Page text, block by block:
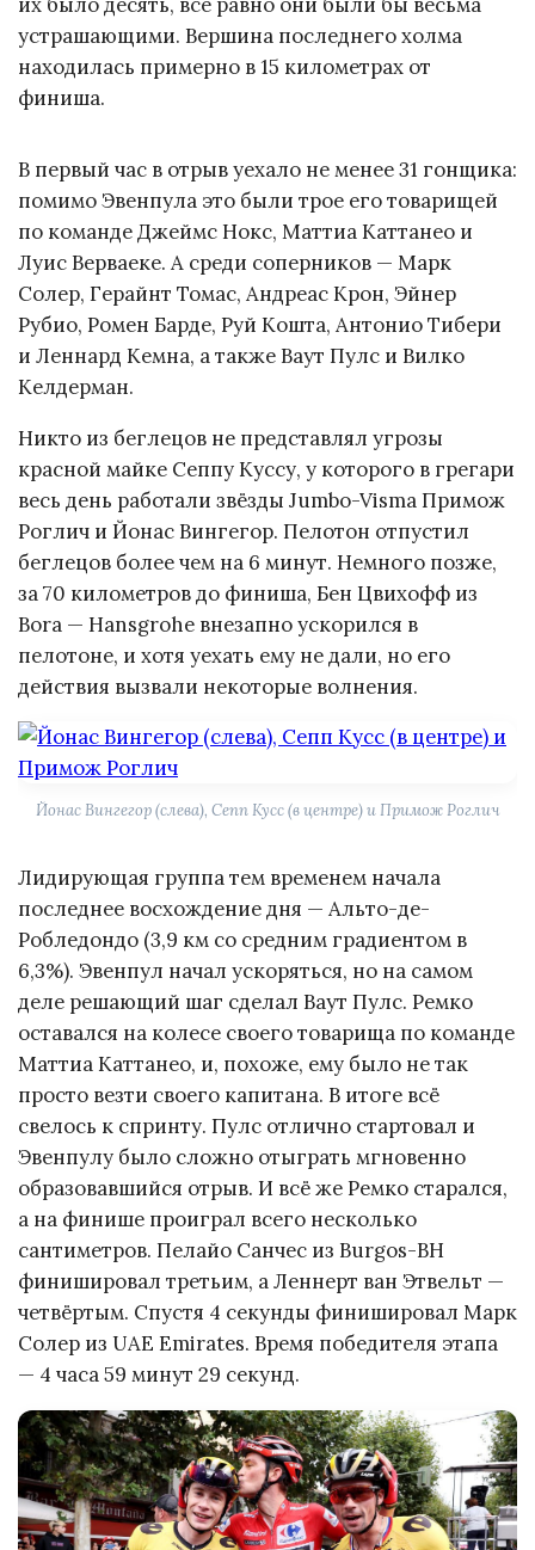
устрашающими. Вершина последнего холма
находилась примерно в 15 километрах от
финиша.
В первый час в отрыв уехало не менее 31 гонщика:
помимо Эвенпула это были трое его товарищей
по команде Джеймс Нокс, Маттиа Каттанео и
Луис Верваеке. А среди соперников — Марк
Солер, Герайнт Томас, Андреас Крон, Эйнер
Рубио, Ромен Барде, Руй Кошта, Антонио Тибери
и Леннард Кемна, а также Ваут Пулс и Вилко
Келдерман.
Никто из беглецов не представлял угрозы
красной майке Сеппу Куссу, у которого в грегари
весь день работали звёзды Jumbo-Visma Примож
Роглич и Йонас Вингегор. Пелотон отпустил
беглецов более чем на 6 минут. Немного позже,
за 70 километров до финиша, Бен Цвихофф из
Bora — Hansgrohe внезапно ускорился в
пелотоне, и хотя уехать ему не дали, но его
действия вызвали некоторые волнения.
Йонас Вингегор (слева), Сепп Кусс (в центре) и Примож Роглич
Лидирующая группа тем временем начала
последнее восхождение дня — Альто-де-
Робледондо (3,9 км со средним градиентом в
6,3%). Эвенпул начал ускоряться, но на самом
деле решающий шаг сделал Ваут Пулс. Ремко
оставался на колесе своего товарища по команде
Маттиа Каттанео, и, похоже, ему было не так
просто везти своего капитана. В итоге всё
свелось к спринту. Пулс отлично стартовал и
Эвенпулу было сложно отыграть мгновенно
образовавшийся отрыв. И всё же Ремко старался,
а на финише проиграл всего несколько
сантиметров. Пелайо Санчес из Burgos-BH
финишировал третьим, а Леннерт ван Этвельт —
четвёртым. Спустя 4 секунды финишировал Марк
Солер из UAE Emirates. Время победителя этапа
— 4 часа 59 минут 29 секунд.